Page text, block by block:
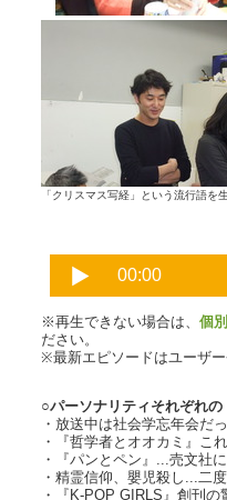
「クリスマス写経」という流行語
※再生できない場合は、 個
ださい。
※最新エピソードはユーザ
○パーソナリティそれぞれ
・放送中は社会学忘年会だ
・『哲学者とオオカミ』こ
・『パンとペン』...売文社
・精霊信仰、嬰児殺し...二
・『K-POP GIRLS』創刊の